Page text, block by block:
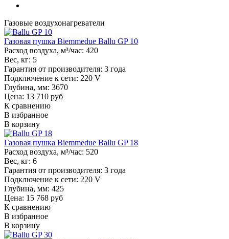
Газовые воздухонагреватели
Газовая пушка Biemmedue Ballu GP 10
Расход воздуха, м³/час: 420
Вес, кг: 5
Гарантия от производителя: 3 года
Подключение к сети: 220 V
Глубина, мм: 3670
Цена: 13 710 руб
К сравнению
В избранное
В корзину
Газовая пушка Biemmedue Ballu GP 18
Расход воздуха, м³/час: 520
Вес, кг: 6
Гарантия от производителя: 3 года
Подключение к сети: 220 V
Глубина, мм: 425
Цена: 15 768 руб
К сравнению
В избранное
В корзину